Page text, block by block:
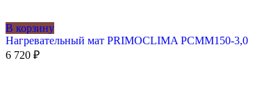
В корзину
Нагревательный мат PRIMOCLIMA PCMM150-3,0
6 720 ₽